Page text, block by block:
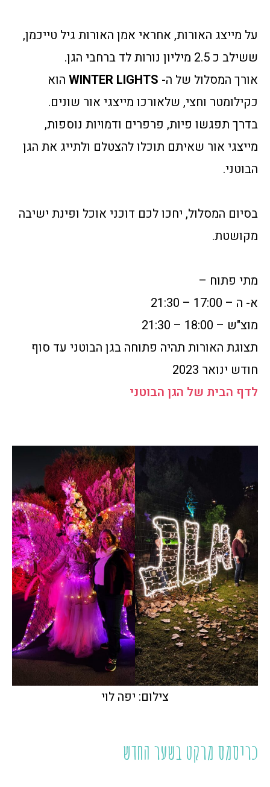
על מייצג האורות, אחראי אמן האורות גיל טייכמן,
ששילב כ 2.5 מיליון נורות לד ברחבי הגן.
אורך המסלול של ה- WINTER LIGHTS הוא
כקילומטר וחצי, שלאורכו מייצגי אור שונים.
בדרך תפגשו פיות, פרפרים ודמויות נוספות,
מייצגי אור שאיתם תוכלו להצטלם ולתייג את הגן
הבוטני.
בסיום המסלול, יחכו לכם דוכני אוכל ופינת ישיבה
מקושטת.
מתי פתוח –
א- ה – 17:00 – 21:30
מוצ"ש – 18:00 – 21:30
תצוגת האורות תהיה פתוחה בגן הבוטני עד סוף
חודש ינואר 2023
לדף הבית של הגן הבוטני
צילום: יפה לוי
כריסמס מרקט בשער החדש